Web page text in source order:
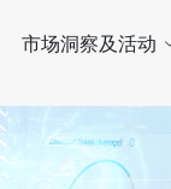
市场洞察及活动